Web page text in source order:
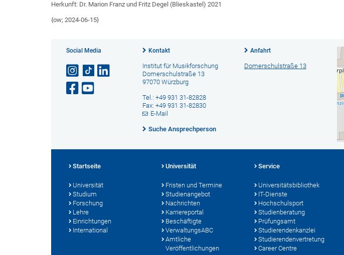
Herkunft: Dr. Marion Franz und Fritz Degel (Blieskastel) 2021
{ow; 2024-06-15}
Social Media Kontakt
Institut für Musikforschung
Domerschulstraße 13
97070 Würzburg
Tel.: +49 931 31-82828
Fax: +49 931 31-82830
E-Mail
Suche Ansprechperson
Anfahrt
Domerschulstraße 13
Startseite
Universität
Studium
Forschung
Lehre
Einrichtungen
International
Universität
Fristen und Termine
Studienangebot
Nachrichten
Karriereportal
Beschäftigte
VerwaltungsABC
Amtliche
Veröffentlichungen
Service
Universitätsbibliothek
IT-Dienste
Hochschulsport
Studienberatung
Prüfungsamt
Studierendenkanzlei
Studierendenvertretung
Career Centre